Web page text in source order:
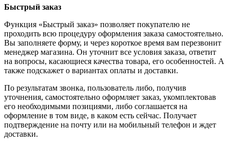
Быстрый заказ
Функция «Быстрый заказ» позволяет покупателю не
проходить всю процедуру оформления заказа самостоятельно.
Вы заполняете форму, и через короткое время вам перезвонит
менеджер магазина. Он уточнит все условия заказа, ответит
на вопросы, касающиеся качества товара, его особенностей. А
также подскажет о вариантах оплаты и доставки.
По результатам звонка, пользователь либо, получив
уточнения, самостоятельно оформляет заказ, укомплектовав
его необходимыми позициями, либо соглашается на
оформление в том виде, в каком есть сейчас. Получает
подтверждение на почту или на мобильный телефон и ждет
доставки.